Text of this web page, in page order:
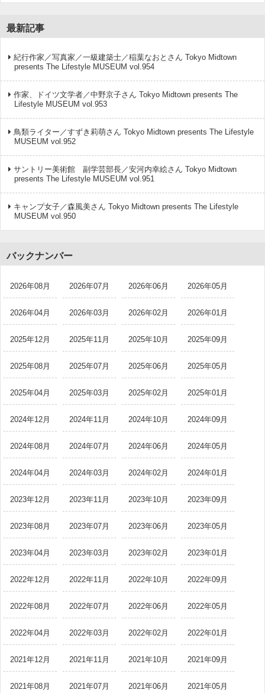
最新記事
紀行作家／写真家／一級建築士／稲葉なおとさん Tokyo Midtown
presents The Lifestyle MUSEUM vol.954
作家、ドイツ文学者／中野京子さん Tokyo Midtown presents The
Lifestyle MUSEUM vol.953
鳥類ライター／すずき莉萌さん Tokyo Midtown presents The Lifestyle
MUSEUM vol.952
サントリー美術館 副学芸部長／安河内幸絵さん Tokyo Midtown
presents The Lifestyle MUSEUM vol.951
キャンプ女子／森風美さん Tokyo Midtown presents The Lifestyle
MUSEUM vol.950
バックナンバー
2026年08月 2026年07月 2026年06月 2026年05月
2026年04月 2026年03月 2026年02月 2026年01月
2025年12月 2025年11月 2025年10月 2025年09月
2025年08月 2025年07月 2025年06月 2025年05月
2025年04月 2025年03月 2025年02月 2025年01月
2024年12月 2024年11月 2024年10月 2024年09月
2024年08月 2024年07月 2024年06月 2024年05月
2024年04月 2024年03月 2024年02月 2024年01月
2023年12月 2023年11月 2023年10月 2023年09月
2023年08月 2023年07月 2023年06月 2023年05月
2023年04月 2023年03月 2023年02月 2023年01月
2022年12月 2022年11月 2022年10月 2022年09月
2022年08月 2022年07月 2022年06月 2022年05月
2022年04月 2022年03月 2022年02月 2022年01月
2021年12月 2021年11月 2021年10月 2021年09月
2021年08月 2021年07月 2021年06月 2021年05月